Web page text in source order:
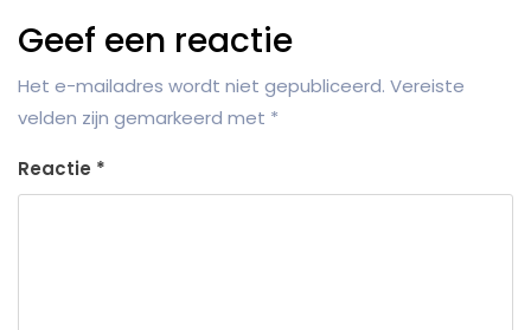
Geef een reactie
Het e-mailadres wordt niet gepubliceerd. Vereiste
velden zijn gemarkeerd met *
Reactie *